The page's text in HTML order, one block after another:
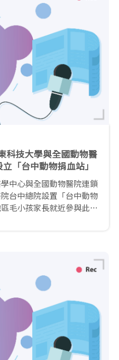
科技大學與全國動物醫
「台中動物捐血站」
中心與全國動物醫院連鎖
台中總院設置「台中動物
毛小孩家長就近參與此項